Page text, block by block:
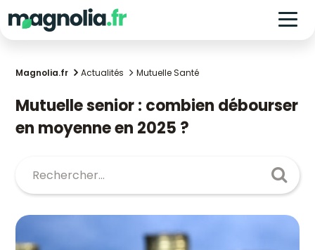
Magnolia.fr Actualités Mutuelle Santé
Mutuelle senior : combien débourser
en moyenne en 2025 ?